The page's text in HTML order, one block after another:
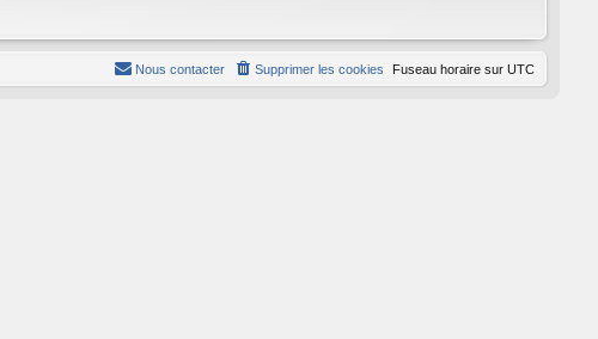
Fuseau horaire sur UTC
Supprimer les cookies
Nous contacter